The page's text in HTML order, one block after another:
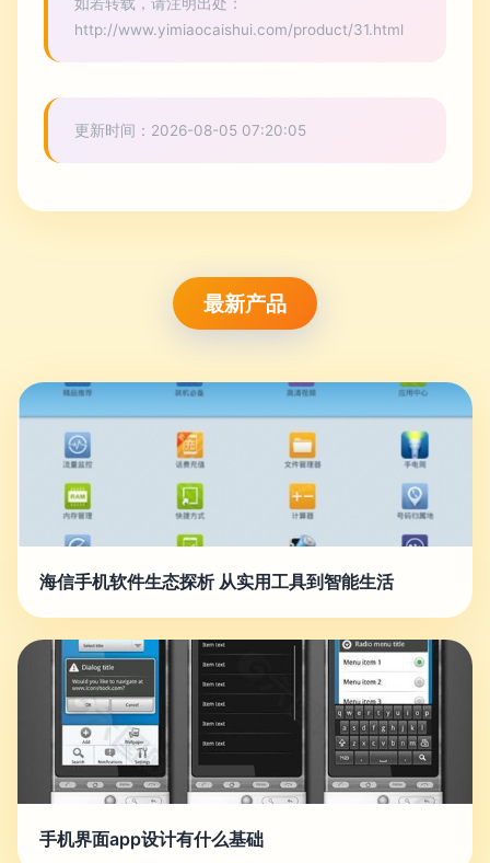
http://www.yimiaocaishui.com/product/31.html
更新时间：2026-08-05 07:20:05
最新产品
海信手机软件生态探析 从实用工具到智能生活
手机界面app设计有什么基础